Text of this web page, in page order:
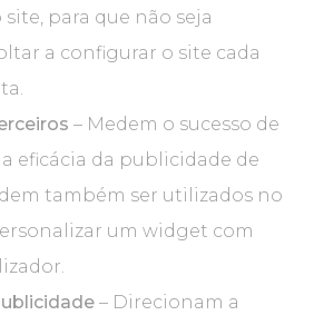
para que não seja
a configurar o site cada
– Medem o sucesso de
eficácia da publicidade de
também ser utilizados no
um widget com
– Direcionam a